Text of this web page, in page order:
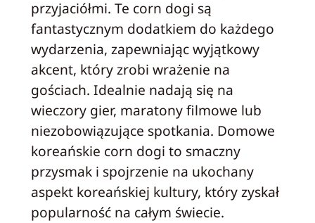
przyjaciółmi. Te corn dogi są
fantastycznym dodatkiem do każdego
wydarzenia, zapewniając wyjątkowy
akcent, który zrobi wrażenie na
gościach. Idealnie nadają się na
wieczory gier, maratony filmowe lub
niezobowiązujące spotkania. Domowe
koreańskie corn dogi to smaczny
przysmak i spojrzenie na ukochany
aspekt koreańskiej kultury, który zyskał
popularność na całym świecie.